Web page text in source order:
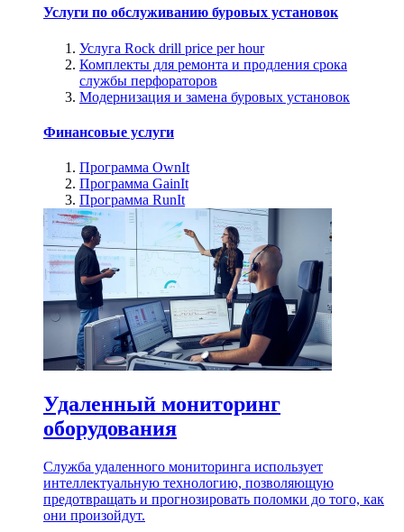
Услуги по обслуживанию буровых установок
Услуга Rock drill price per hour
Комплекты для ремонта и продления срока
службы перфораторов
Модернизация и замена буровых установок
Финансовые услуги
Программа OwnIt
Программа GainIt
Программа RunIt
Удаленный мониторинг
оборудования
Служба удаленного мониторинга использует
интеллектуальную технологию, позволяющую
предотвращать и прогнозировать поломки до того, как
они произойдут.